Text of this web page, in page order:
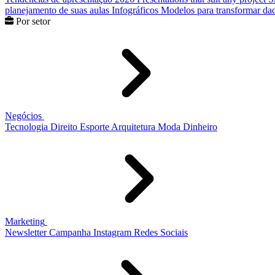
planejamento de suas aulas Infográficos Modelos para transformar
Por setor
Negócios
Tecnologia Direito Esporte Arquitetura Moda Dinheiro
Marketing
Newsletter Campanha Instagram Redes Sociais